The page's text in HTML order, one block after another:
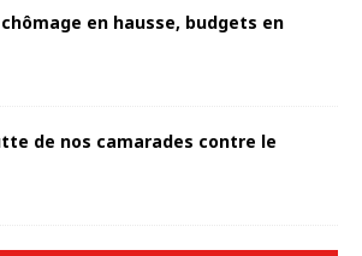
en hausse, budgets en
de nos camarades contre le